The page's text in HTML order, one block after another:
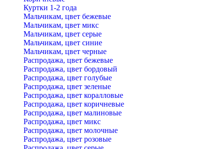
Куртки 1-2 года
Мальчикам, цвет бежевые
Мальчикам, цвет микс
Мальчикам, цвет серые
Мальчикам, цвет синие
Мальчикам, цвет черные
Распродажа, цвет бежевые
Распродажа, цвет бордовый
Распродажа, цвет голубые
Распродажа, цвет зеленые
Распродажа, цвет коралловые
Распродажа, цвет коричневые
Распродажа, цвет малиновые
Распродажа, цвет микс
Распродажа, цвет молочные
Распродажа, цвет розовые